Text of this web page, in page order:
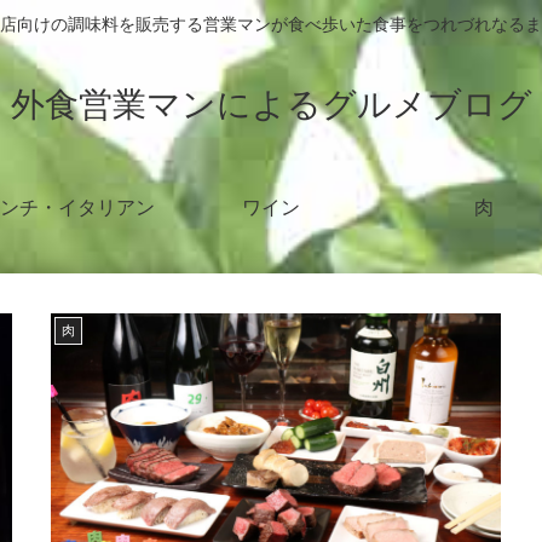
向けの調味料を販売する営業マンが食べ歩いた食事をつれづれなる
外食営業マンによるグルメブログ
チ・イタリアン ワイン 肉
肉